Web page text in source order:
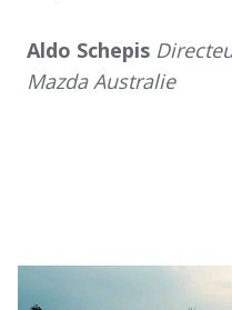
Aldo Schepis
Mazda Australie